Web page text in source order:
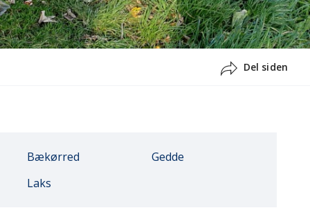
Del siden
Bækørred
Gedde
Laks